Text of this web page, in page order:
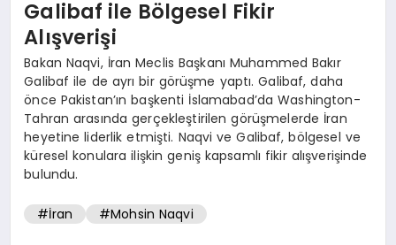
Galibaf ile Bölgesel Fikir
Alışverişi
Bakan Naqvi, İran Meclis Başkanı Muhammed Bakır
Galibaf ile de ayrı bir görüşme yaptı. Galibaf, daha
önce Pakistan’ın başkenti İslamabad’da Washington-
Tahran arasında gerçekleştirilen görüşmelerde İran
heyetine liderlik etmişti. Naqvi ve Galibaf, bölgesel ve
küresel konulara ilişkin geniş kapsamlı fikir alışverişinde
bulundu.
#İran #Mohsin Naqvi